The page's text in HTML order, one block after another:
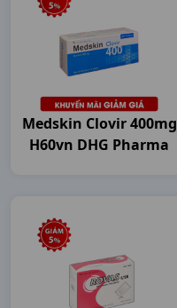
Medskin Clovir 400mg
H60vn DHG Pharma